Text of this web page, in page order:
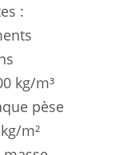
:
kg/m³
pèse
m²